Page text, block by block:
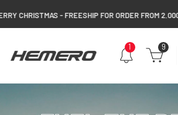
CHRISTMAS - FREESHIP FOR ORDER FROM
1
9